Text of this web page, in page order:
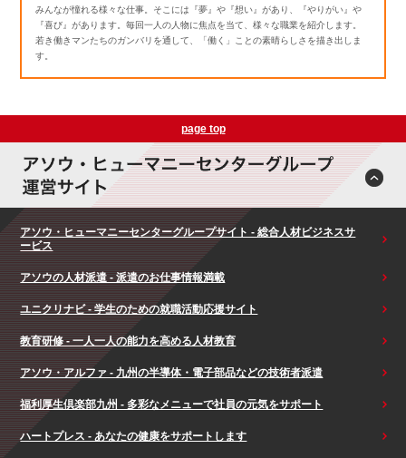
みんなが憧れる様々な仕事。そこには『夢』や『想い』があり、『やりがい』や
『喜び』があります。毎回一人の人物に焦点を当て、様々な職業を紹介します。
若き働きマンたちのガンバリを通して、「働く」ことの素晴らしさを描き出しま
す。
page top
アソウ・ヒューマニーセンターグループサイト - 総合人材ビジネスサ
ービス
アソウの人材派遣 - 派遣のお仕事情報満載
ユニクリナビ - 学生のための就職活動応援サイト
教育研修 - 一人一人の能力を高める人材教育
アソウ・アルファ - 九州の半導体・電子部品などの技術者派遣
福利厚生倶楽部九州 - 多彩なメニューで社員の元気をサポート
ハートプレス - あなたの健康をサポートします